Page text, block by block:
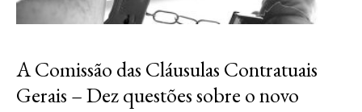
A Comissão das Cláusulas Contratuais
Gerais – Dez questões sobre o novo